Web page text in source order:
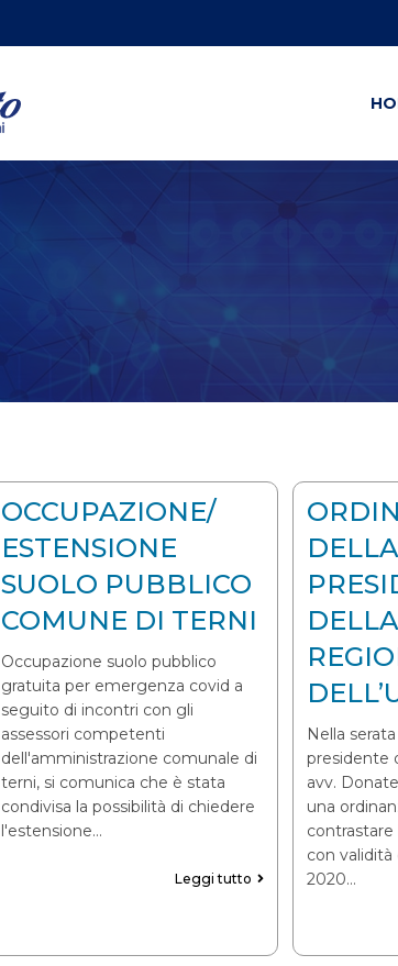
OCCUPAZIONE/
ESTENSIONE
SUOLO PUBBLICO
COMUNE DI TERNI
Occupazione suolo pubblico
gratuita per emergenza covid a
seguito di incontri con gli
assessori competenti
dell'amministrazione comunale di
terni, si comunica che è stata
condivisa la possibilità di chiedere
l'estensione…
Leggi tutto
DELLA
Nella
presidente
avv.
una
contrastare
con
2020…